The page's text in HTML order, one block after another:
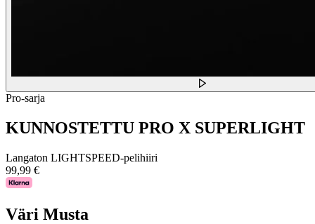
Pro-sarja
KUNNOSTETTU PRO X SUPERLIGHT
Langaton LIGHTSPEED-pelihiiri
99,99 €
Väri Musta